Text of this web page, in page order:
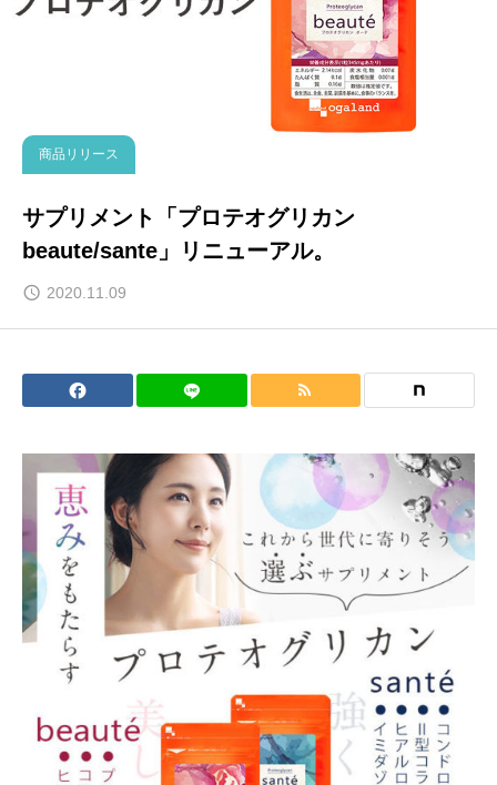
商品リリース
サプリメント「プロテオグリカン
beaute/sante」リニューアル。
2020.11.09